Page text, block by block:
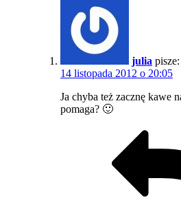
julia pisze:
14 listopada 2012 o 20:05
Ja chyba też zacznę kawe
pomaga? 🙂